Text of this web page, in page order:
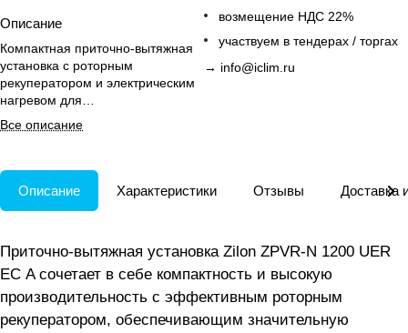
Описание
Компактная приточно-вытяжная
установка с роторным
рекуператором и электрическим
нагревом для
энергоэффективной вентиляции
помещений.
Все описание
возмещение НДС 22%
участвуем в тендерах / торгах
→ info@iclim.ru
Описание Характеристики Отзывы Доставка
Приточно-вытяжная установка Zilon ZPVR-N 1200 UER
ЕС A сочетает в себе компактность и высокую
производительность с эффективным роторным
рекуператором, обеспечивающим значительную